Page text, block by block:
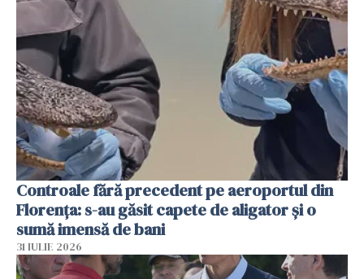
Controale fără precedent pe aeroportul din
Florența: s-au găsit capete de aligator și o
sumă imensă de bani
31 IULIE 2026